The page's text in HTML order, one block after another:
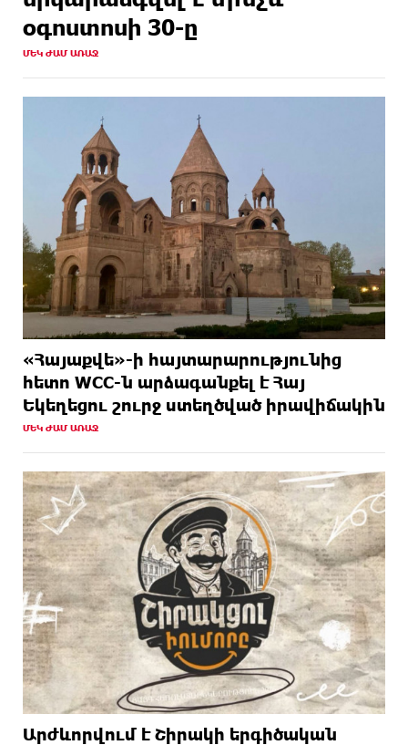
օգոստոսի 30-ը
ՄԵԿ ԺԱՄ ԱՌԱՋ
«Հայաքվե»-ի հայտարարությունից
հետո WCC-ն արձագանքել է Հայ
Եկեղեցու շուրջ ստեղծված իրավիճակին
ՄԵԿ ԺԱՄ ԱՌԱՋ
Արժևորվում է Շիրակի երգիծական